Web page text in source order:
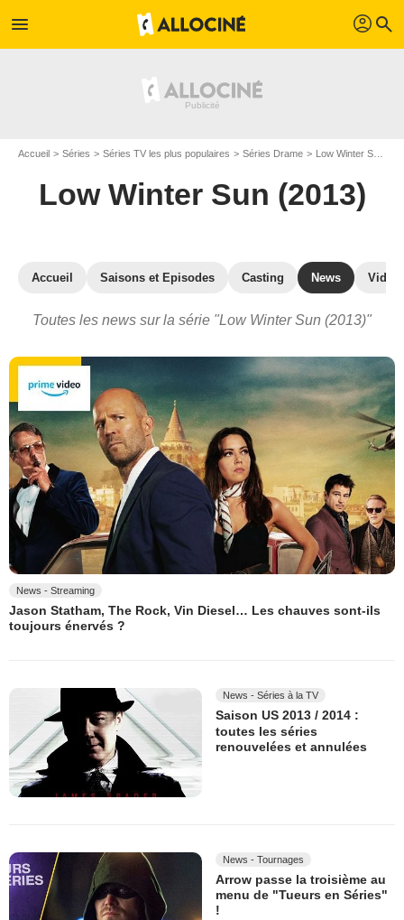
menu profil search
Accueil Séries Séries TV les plus populaires Séries Drame Low Winter Sun (2013)
Low Winter Sun (2013)
Accueil Saisons et Episodes Casting News
Toutes les news sur la série "Low Winter Sun (2013)"
News - Streaming
Jason Statham, The Rock, Vin Diesel… Les chauves sont-ils
toujours énervés ?
News - Séries à la TV
Saison US 2013 / 2014 :
toutes les séries
renouvelées et annulées
News - Tournages
Arrow passe la troisième au
menu de "Tueurs en Séries"
!